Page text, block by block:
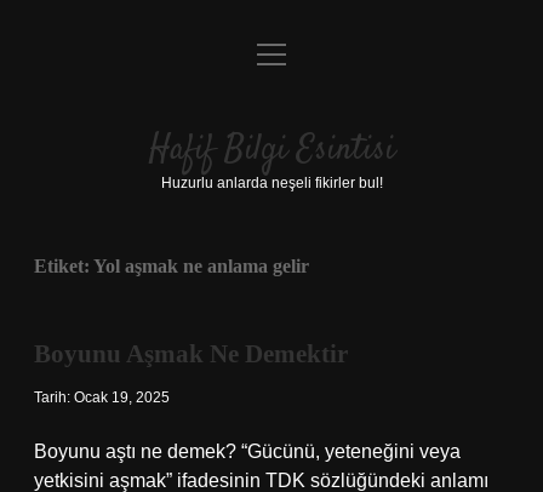
Anasayfa
Yasal Uyarı
menüyü
Hafif Bilgi Esintisi
Huzurlu anlarda neşeli fikirler bul!
Etiket: Yol aşmak ne anlama gelir
Boyunu Aşmak Ne Demektir
Tarih: Ocak 19, 2025
Boyunu aştı ne demek? “Gücünü, yeteneğini veya
yetkisini aşmak” ifadesinin TDK sözlüğündeki anlamı